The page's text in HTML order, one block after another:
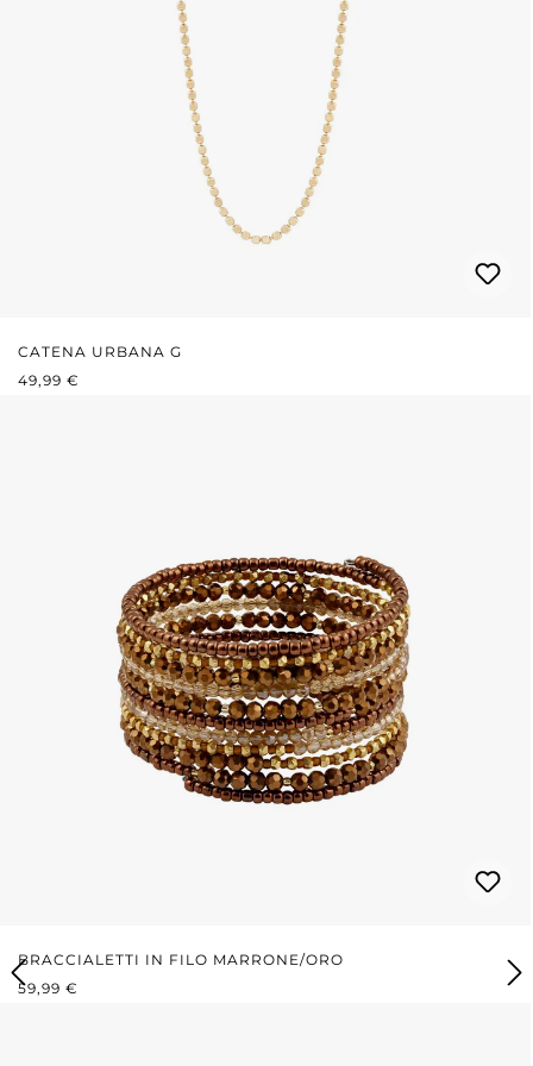
CATENA URBANA G
PREZZO NORMALE:
49,99 €
BRACCIALETTI IN FILO MARRONE/ORO
PREZZO NORMALE:
59,99 €